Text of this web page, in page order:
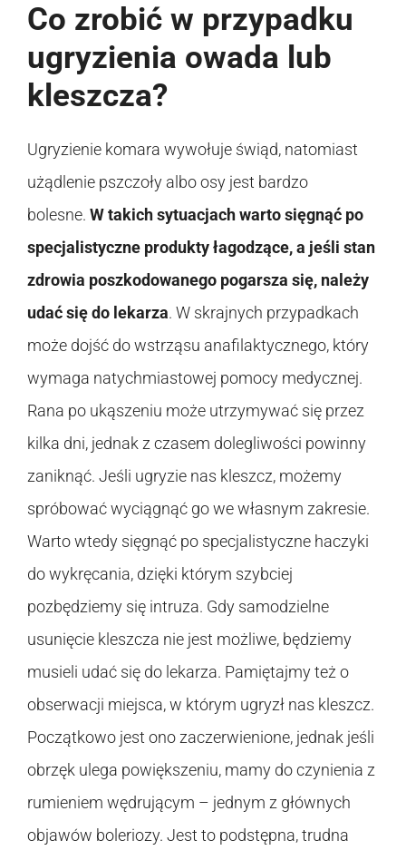
Co zrobić w przypadku
ugryzienia owada lub
kleszcza?
Ugryzienie komara wywołuje świąd, natomiast
użądlenie pszczoły albo osy jest bardzo
bolesne. W takich sytuacjach warto sięgnąć po
specjalistyczne produkty łagodzące, a jeśli stan
zdrowia poszkodowanego pogarsza się, należy
udać się do lekarza. W skrajnych przypadkach
może dojść do wstrząsu anafilaktycznego, który
wymaga natychmiastowej pomocy medycznej.
Rana po ukąszeniu może utrzymywać się przez
kilka dni, jednak z czasem dolegliwości powinny
zaniknąć. Jeśli ugryzie nas kleszcz, możemy
spróbować wyciągnąć go we własnym zakresie.
Warto wtedy sięgnąć po specjalistyczne haczyki
do wykręcania, dzięki którym szybciej
pozbędziemy się intruza. Gdy samodzielne
usunięcie kleszcza nie jest możliwe, będziemy
musieli udać się do lekarza. Pamiętajmy też o
obserwacji miejsca, w którym ugryzł nas kleszcz.
Początkowo jest ono zaczerwienione, jednak jeśli
obrzęk ulega powiększeniu, mamy do czynienia z
rumieniem wędrującym – jednym z głównych
objawów boleriozy. Jest to podstępna, trudna